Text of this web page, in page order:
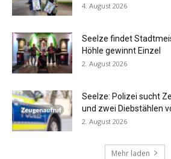
4. August 2026
Seelze findet
Höhle gewinnt Einzel
2. August 2026
Seelze: Polizei sucht
und zwei Diebstählen
2. August 2026
Mehr laden